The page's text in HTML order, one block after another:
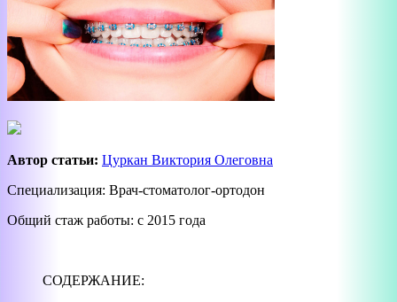
Автор статьи: Цуркан Виктория Олеговна
Специализация: Врач-стоматолог-ортодон
Общий стаж работы: с 2015 года
СОДЕРЖАНИЕ: